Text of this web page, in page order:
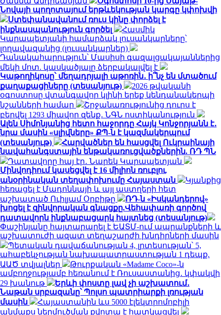
Նովայի պողոտայում երթևեկության կարգը կփոխվի
Ստեփանավանում ռուս կինը փորձել է
ինքնասպանություն գործել
Հասմիկ
Կարապետյանի համարձակ լուսանկարները՝
լողավազանից (լուսանկարներ)
Դանակահարություն՝ Մասիսի գազալցակայաններից
մեկի մոտ. կասկածյալը ձերբակալվել է
Կաթողիկոսը՝ մեղադրյալի աթոռին․ ի՞նչ են մտածում
քաղաքացիները (տեսանյութ)
2026 թվականի
օգոստոսը վտանգավոր կլինի երեք կենդանակերպի
նշանների համար
Շրջանառությունից դուրս է
բերվել 1293 միավոր զենք․ ՆԳՆ ոստիկանություն
Ալեն Սիմոնյանից հետո հաջորդը Հայկ Կոնջորյանն է․
նրա մասին «սլիվները» ՔՊ-ն է կազմակերպում
(տեսանյութ)
Հարվածներ են հասցվել Ուկրաինայի
նավահանգստային ենթակառուցվածքներին. ՌԴ ՊՆ
Դատավորը հայ էր․ Նարեկ Կարապետյան
Մինվոդիում կասեցվել է 16 միլիոն ռուբլու
անօրինական տեղափոխումը Հայաստան
Կյանքից
հեռացել է Մադոննայի և այլ աստղերի հետ
աշխատած Ուիլյամ Օրբիթը
ՌԴ-ն «Իսկանդերով»
խոցել է զինվորական գնացքը.Վեհափառի գործով
դատավորն ինքնաբացարկ հայտնեց (տեսանյութ)
Փաշինյանը հայտարարել է ԵԱՏՄ-ում ապրանքների և
աշխատուժի ազատ տեղաշարժի խնդիրների մասին
Պետական դավաճանության 4, լրտեսության՝ 5,
ահաբեկչության նախապատրաստության 1 դեպք.
ԱԱԾ տվյալներ
Թուրքական «Madame Coco»-ն
ամբողջությամբ հեռանում է Ռուսաստանից․ կփակվի
29 խանութ
Երևի փոստը լավ չի աշխատում․
Նաթան սրբազանը՝ Պոլսո պատրիարքի լռության
մասին
Հայաստանին ևս 5000 էլեկտրոմոբիլի
անմաքս ներմուծման քվոտա է հատկացվել